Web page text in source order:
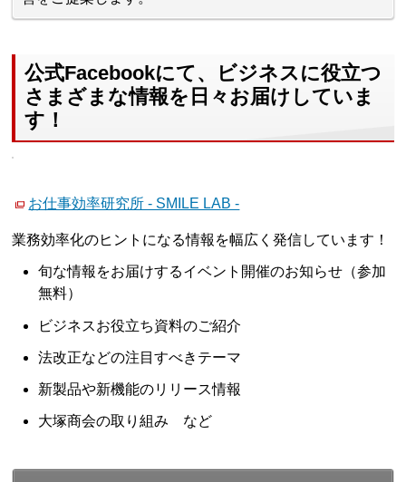
公式Facebookにて、ビジネスに役立つ
さまざまな情報を日々お届けしていま
す！
お仕事効率研究所 - SMILE LAB -
業務効率化のヒントになる情報を幅広く発信しています！
旬な情報をお届けするイベント開催のお知らせ（参加
無料）
ビジネスお役立ち資料のご紹介
法改正などの注目すべきテーマ
新製品や新機能のリリース情報
大塚商会の取り組み など